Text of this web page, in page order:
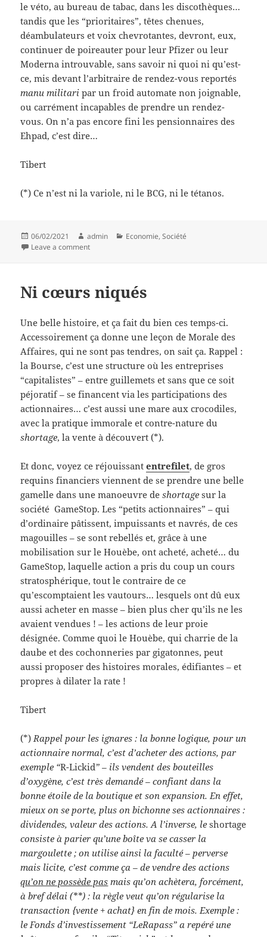
le véto, au bureau de tabac, dans les discothèques…
tandis que les “prioritaires”, têtes chenues,
déambulateurs et voix chevrotantes, devront, eux,
continuer de poireauter pour leur Pfizer ou leur
Moderna introuvable, sans savoir ni quoi ni qu’est-
ce, mis devant l’arbitraire de rendez-vous reportés
manu militaripar un froid automate non joignable,
ou carrément incapables de prendre un rendez-
vous. On n’a pas encore fini les pensionnaires des
Ehpad, c’est dire…
Tibert
(*) Ce n’est ni la variole, ni le BCG, ni le tétanos.
Posted
on
06/02/2021 Author
admin Categories
Economie,Société
Leave a commenton De quoi pourrait-on causer ?
Ni cœurs niqués
Une belle histoire, et ça fait du bien ces temps-ci.
Accessoirement ça donne une leçon de Morale des
Affaires, qui ne sont pas tendres, on sait ça. Rappel :
la Bourse, c’est une structure où les entreprises
“capitalistes” – entre guillemets et sans que ce soit
péjoratif – se financent via les participations des
actionnaires… c’est aussi une mare aux crocodiles,
avec la pratique immorale et contre-nature du
shortage, la vente à découvert (*).
Et donc, voyez ce réjouissantentrefilet, de gros
requins financiers viennent de se prendre une belle
gamelle dans une manoeuvre deshortage sur la
société GameStop. Les “petits actionnaires” – qui
d’ordinaire pâtissent, impuissants et navrés, de ces
magouilles – se sont rebellés et, grâce à une
mobilisation sur le Houèbe, ont acheté, acheté… du
GameStop, laquelle action a pris du coup un cours
stratosphérique, tout le contraire de ce
qu’escomptaient les vautours… lesquels ont dû eux
aussi acheter en masse – bien plus cher qu’ils ne les
avaient vendues ! – les actions de leur proie
désignée. Comme quoi le Houèbe, qui charrie de la
daube et des cochonneries par gigatonnes, peut
aussi proposer des histoires morales, édifiantes – et
propres à dilater la rate !
Tibert
(*)Rappel pour les ignares : la bonne logique, pour un
actionnaire normal, c’est d’acheter des actions, par
exemple “R-Lickid” – ils vendent des bouteilles
d’oxygène, c’est très demandé – confiant dans la
bonne étoile de la boutiqueet son expansion. En effet,
mieux on se porte, plus on bichonne ses actionnaires :
dividendes, valeur des actions. A l’inverse, leshortage
consiste à parier qu’une boîte va se casser la
margoulette ; on utilise ainsi la faculté – perverse
mais licite, c’est comme ça – de vendre des actions
qu’on ne possède pas mais qu’on achètera, forcément,
à bref délai (**) : la règle veut qu’on régularise la
transaction {vente + achat} en fin de mois. Exemple :
le Fonds d’investissement “LeRapass” a repéré une